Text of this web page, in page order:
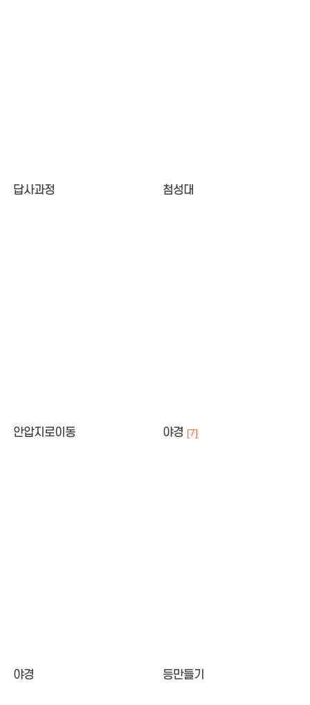
답사과정 첨성대
안압지로이동 야경 [7]
야경 등만들기